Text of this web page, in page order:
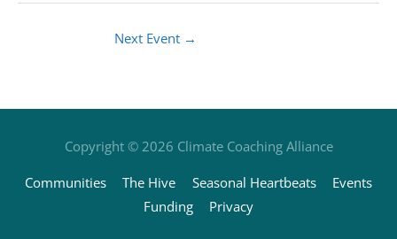
Next Event →
Copyright © 2026 Climate Coaching Alliance
Communities The Hive Seasonal Heartbeats
Events
Funding
Privacy